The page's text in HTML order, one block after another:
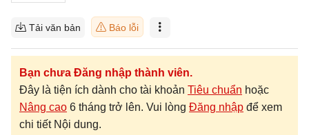
Tải văn bản Báo lỗi
Bạn chưa Đăng nhập thành viên.
Đây là tiện ích dành cho tài khoản Tiêu chuẩn hoặc
Nâng cao 6 tháng trở lên. Vui lòng Đăng nhập để xem
chi tiết Nội dung.